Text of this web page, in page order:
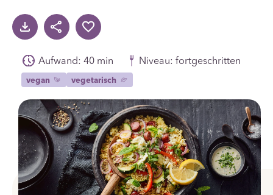
Aufwand: 40 min Niveau: fortgeschritten
vegan vegetarisch